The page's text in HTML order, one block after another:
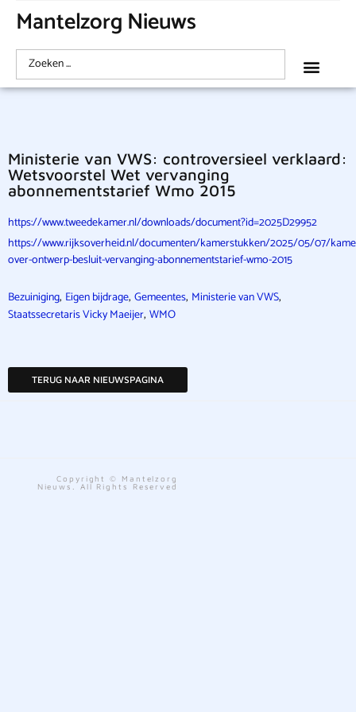
Mantelzorg Nieuws
Ministerie van VWS: controversieel verklaard:
Wetsvoorstel Wet vervanging
abonnementstarief Wmo 2015
https://www.tweedekamer.nl/downloads/document?id=2025D29952
https://www.rijksoverheid.nl/documenten/kamerstukken/2025/05/07/
over-ontwerp-besluit-vervanging-abonnementstarief-wmo-2015
Bezuiniging, Eigen bijdrage, Gemeentes, Ministerie van VWS,
Staatssecretaris Vicky Maeijer, WMO
TERUG NAAR NIEUWSPAGINA
Copyright © Mantelzorg
Nieuws. All Rights Reserved